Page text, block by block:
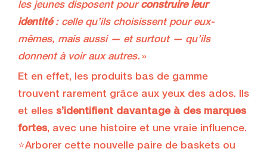
les jeunes disposent pourconstruire leur
identité : celle qu’ils choisissent pour eux-
mêmes, mais aussi — et surtout — qu’ils
donnent à voir aux autres. »
Et en effet, les produits bas de gamme
trouvent rarement grâce aux yeux des ados. Ils
et elles s’identifient davantage à des marques
fortes, avec une histoire et une vraie influence.
⭐Arborer cette nouvelle paire de baskets ou